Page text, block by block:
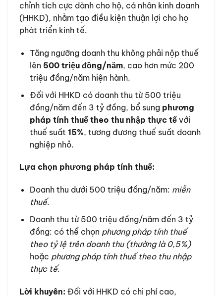
chỉnh tích cực dành cho hộ, cá nhân kinh doanh
(HHKD), nhằm tạo điều kiện thuận lợi cho họ
phát triển kinh tế.
Tăng ngưỡng doanh thu không phải nộp thuế
lên 500 triệu đồng/năm, cao hơn mức 200
triệu đồng/năm hiện hành.
Đối với HHKD có doanh thu từ 500 triệu
đồng/năm đến 3 tỷ đồng, bổ sung phương
pháp tính thuế theo thu nhập thực tếvới
thuế suất 15%, tương đương thuế suất doanh
nghiệp nhỏ.
Lựa chọn phương pháp tính thuế:
Doanh thu dưới 500 triệu đồng/năm: miễn
thuế.
Doanh thu từ 500 triệu đồng/năm đến 3 tỷ
đồng: có thể chọn phương pháp tính thuế
theo tỷ lệ trên doanh thu (thường là 0,5%)
hoặc phương pháp tính thuế theo thu nhập
thực tế.
Lời khuyên: Đối với HHKD có chi phí cao,